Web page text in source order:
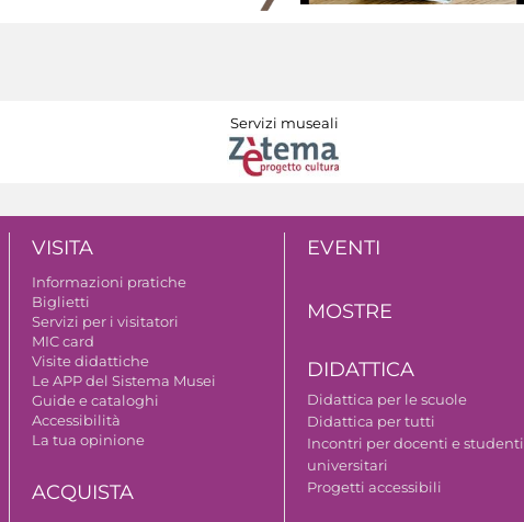
Servizi museali
VISITA
Informazioni pratiche
Biglietti
Servizi per i visitatori
MIC card
Visite didattiche
Le APP del Sistema Musei
Guide e cataloghi
Accessibilità
La tua opinione
ACQUISTA
EVENTI
MOSTRE
DIDATTICA
Didattica per le scuole
Didattica per tutti
Incontri per docenti e studenti
universitari
Progetti accessibili